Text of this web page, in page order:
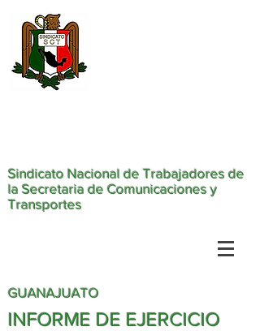
Sindicato Nacional de Trabajadores de
la Secretaria de Comunicaciones y
Transportes
GUANAJUATO
INFORME DE EJERCICIO